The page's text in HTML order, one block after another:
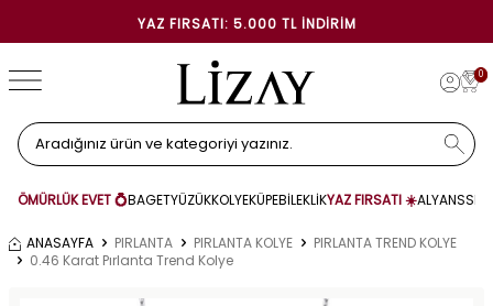
YAZ FIRSATI: 5.000 TL İNDIRIM
0
ÖMÜRLÜK EVET 💍BAGETYÜZÜKKOLYEKÜPEBİLEKLİKYAZ FIRSATI ☀️ALYANS
ANASAYFA PIRLANTA PIRLANTA KOLYE
PIRLANTA TREND KOLYE
0.46 Karat Pırlanta Trend Kolye